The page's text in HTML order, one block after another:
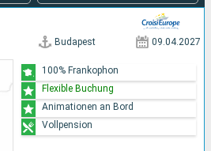
Budapest 09.04.2027
100% Frankophon
Flexible Buchung
Animationen an Bord
Vollpension